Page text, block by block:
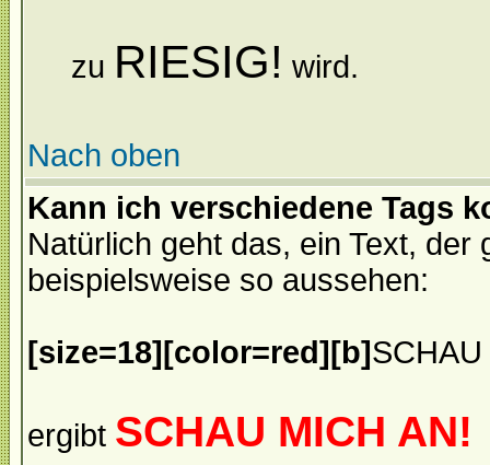
zu RIESIG! wird.
Nach oben
Kann ich verschiedene Tags
Natürlich geht das, ein Text,
beispielsweise so aussehen:
[size=18][color=red][b]
ergibt SCHAU MICH AN!